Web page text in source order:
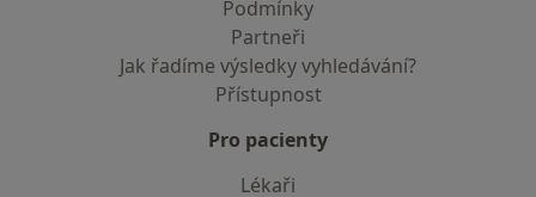
Podmínky
Partneři
Jak řadíme výsledky vyhledávání?
Přístupnost
Pro pacienty
Lékaři